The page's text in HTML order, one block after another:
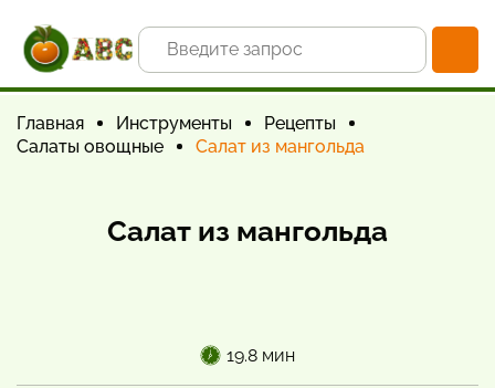
Главная Инструменты
Рецепты
Салаты овощные
Салат из мангольда
Салат из мангольда
19.8 мин